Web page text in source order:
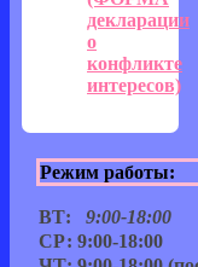
декларации
о
конфликте
интересов)
Режим работы:
ВТ: 9:00-18:00
СР: 9:00-18:00